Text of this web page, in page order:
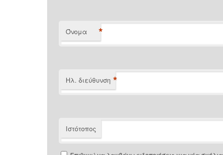
Όνομα *
Ηλ. διεύθυνση *
Ιστότοπος